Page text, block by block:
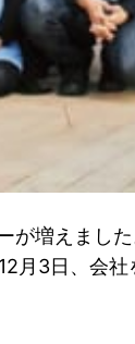
が増えまし
月3日、会社